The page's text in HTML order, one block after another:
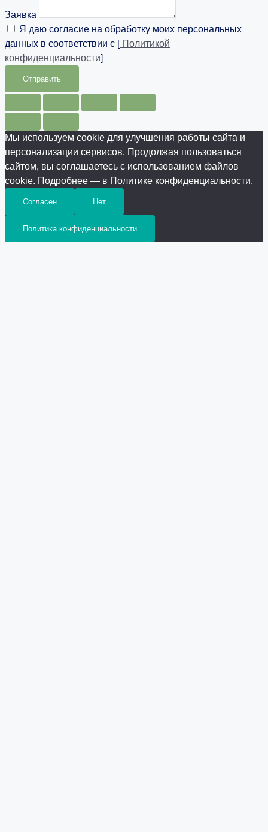
Заявка
Я даю согласие на обработку моих персональных
данных в соответствии с [Политикой
конфиденциальности]
Отправить
Мы используем cookie для улучшения работы сайта и
персонализации сервисов. Продолжая пользоваться
сайтом, вы соглашаетесь с использованием файлов
cookie. Подробнее — в Политике конфиденциальности.
Согласен Нет
Политика конфиденциальности